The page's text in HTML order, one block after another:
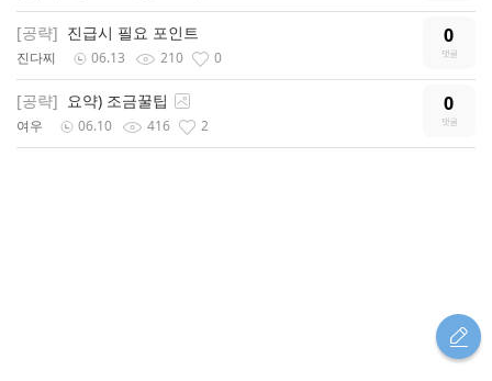
[공략] 진급시 필요 포인트 0
진다찌 06.13 210 0
[공략] 요약) 조금꿀팁 0
여우 06.10 416 2